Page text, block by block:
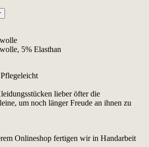
5% Elasthan
lieber öfter die
um noch länger Freude an ihnen zu
Onlineshop fertigen wir in Handarbeit